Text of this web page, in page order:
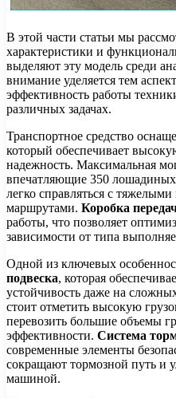
В этой части статьи мы
характеристики и
выделяют эту модель среди
внимание уделяется тем
эффективность работы
различных задачах.
Транспортное средство
который обеспечивает
надежность. Максимальная
впечатляющие 350
легко справляться с
маршрутами. Коробка
работы, что позволяет
зависимости от типа
Одной из ключевых
подвеска, которая
устойчивость даже на
стоит отметить высокую
перевозить большие объемы
эффективности. Система
современные элементы
сокращают тормозной путь и
машиной.